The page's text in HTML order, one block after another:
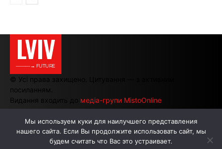
LVIV
———→ FUTURE
© Усі права захищено. Цитування — з активним
посиланням.
Видання входить до медіа-групи MistoOnline
АВТОРИ РЕКЛАМА НА САЙТІ
Мы используем куки для наилучшего представления
нашего сайта. Если Вы продолжите использовать сайт, мы
будем считать что Вас это устраивает.